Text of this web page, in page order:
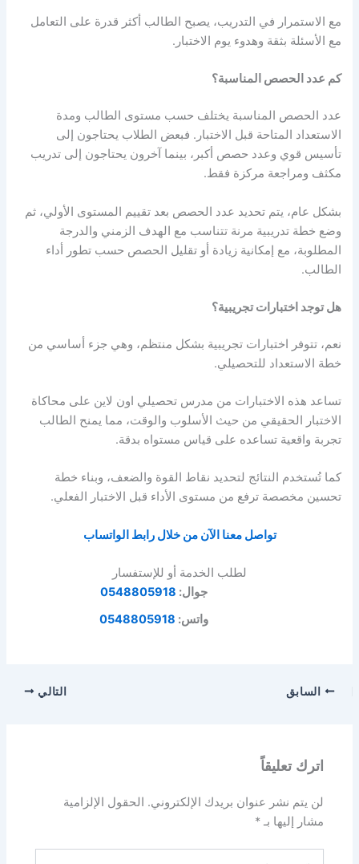
مع الاستمرار في التدريب، يصبح الطالب أكثر قدرة على التعامل
مع الأسئلة بثقة وهدوء يوم الاختبار.
كم عدد الحصص المناسبة؟
عدد الحصص المناسبة يختلف حسب مستوى الطالب ومدة
الاستعداد المتاحة قبل الاختبار. فبعض الطلاب يحتاجون إلى
تأسيس قوي وعدد حصص أكبر، بينما آخرون يحتاجون إلى تدريب
مكثف ومراجعة مركزة فقط.
بشكل عام، يتم تحديد عدد الحصص بعد تقييم المستوى الأولي، ثم
وضع خطة تدريبية مرنة تتناسب مع الهدف الزمني والدرجة
المطلوبة، مع إمكانية زيادة أو تقليل الحصص حسب تطور أداء
الطالب.
هل توجد اختبارات تجريبية؟
نعم، تتوفر اختبارات تجريبية بشكل منتظم، وهي جزء أساسي من
خطة الاستعداد للتحصيلي.
تساعد هذه الاختبارات من مدرس تحصيلي اون لاين على محاكاة
الاختبار الحقيقي من حيث الأسلوب والوقت، مما يمنح الطالب
تجربة واقعية تساعده على قياس مستواه بدقة.
كما تُستخدم النتائج لتحديد نقاط القوة والضعف، وبناء خطة
تحسين مخصصة ترفع من مستوى الأداء قبل الاختبار الفعلي.
تواصل معنا الآن من خلال رابط الواتساب
لطلب الخدمة أو للإستفسار
جوال: 0548805918
واتس: 0548805918
السابق التالي
اترك تعليقاً
لن يتم نشر عنوان بريدك الإلكتروني. الحقول الإلزامية
مشار إليها بـ*